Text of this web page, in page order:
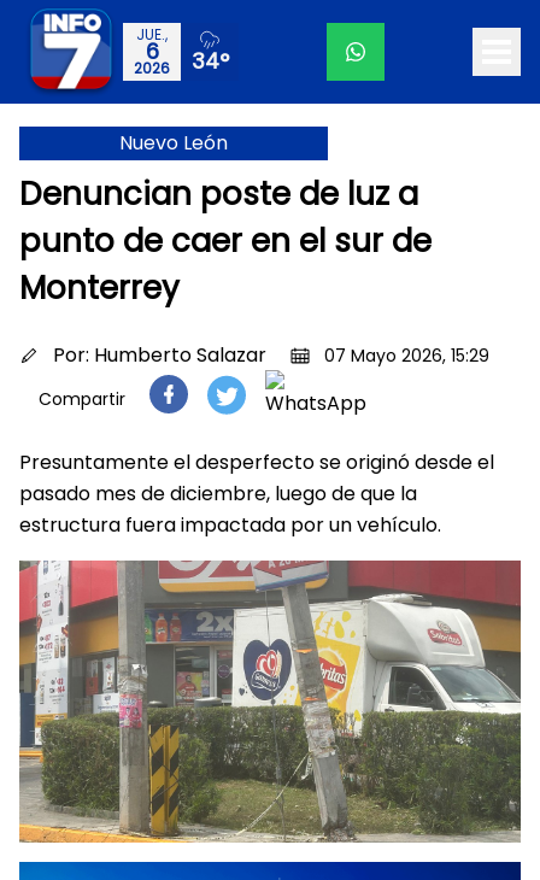
JUE.,
6
2026 34°
Nuevo León
Denuncian poste de luz a
punto de caer en el sur de
Monterrey
Por: Humberto Salazar
07 Mayo 2026, 15:29
Compartir
Presuntamente el desperfecto se originó desde el
pasado mes de diciembre, luego de que la
estructura fuera impactada por un vehículo.